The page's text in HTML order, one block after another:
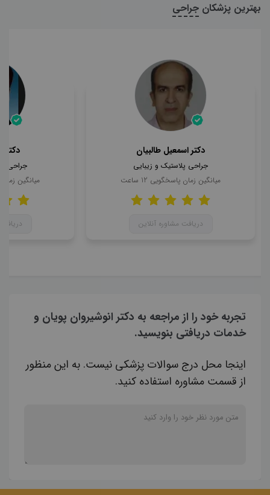
بهترین پزشکان جراحی
دکتر اسمعیل طالبیان
جراحی پلاستیک و زیبایی
میانگین زمان پاسخگویی 12 ساعت
دریافت مشاوره آنلاین
دکتر
جراحی
میانگین
تجربه خود را از مراجعه به دکتر انوشیروان پویان و
خدمات دریافتی بنویسید.
اینجا محل درج سوالات پزشکی نیست. به این منظور
از قسمت مشاوره استفاده کنید.